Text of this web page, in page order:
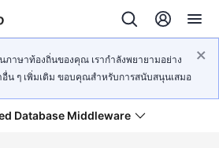
ภาษาท้องถิ่นของคุณ เรากำลังพยายามอย่าง
อื่น ๆ เพิ่มเติม ขอบคุณสำหรับการสนับสนุนเสมอ
Database Middleware